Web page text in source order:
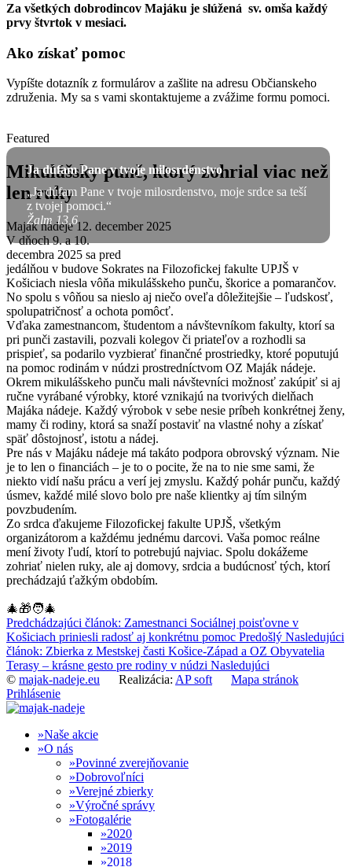
Za všetkých dobrodincov Majáku je slúžená sv. omša každý
prvy štvrtok v mesiaci.
Ako získať pomoc
Vypíšte dotazník z formulárov a zašlite na adresu Občianskeho
združenia. My sa s vami skontaktujeme a zvážime formu pomoci.
Ja dúfam Pane v tvoje milosrdenstvo
„Ja dúfam Pane v tvoje milosrdenstvo, moje srdce sa teší
z tvojej pomoci.“
Žalm 13,6
Featured
Mikulášsky punč, ktorý zohrial viac než
len ruky
Maják nádeje 12. december 2025
V dňoch 9. a 10.
decembra 2025 sa pred
jedálňou v budove Sokrates na Filozofickej fakulte UPJŠ v
Košiciach niesla vôňa mikulášskeho punču, škorice a pomarančov.
No spolu s vôňou sa nieslo aj niečo oveľa dôležitejšie – ľudskosť,
spolupatričnosť a ochota pomôcť.
Vďaka zamestnancom, študentom a návštevníkom fakulty, ktorí sa
pri punči zastavili, pozvali kolegov či priateľov a rozhodli sa
prispieť, sa podarilo vyzbierať finančné prostriedky, ktoré poputujú
na pomoc rodinám v núdzi prostredníctvom OZ Maják nádeje.
Okrem mikulášskeho punču mali návštevníci možnosť zakúpiť si aj
ručne vyrábané výrobky, ktoré vznikajú na tvorivých dielňach
Majáka nádeje. Každý výrobok v sebe nesie príbeh konkrétnej ženy,
mamy či rodiny, ktorá sa snaží postaviť na vlastné nohy a získať
späť dôstojnosť, istotu a nádej.
Pre nás v Majáku nádeje má takáto podpora obrovský význam. Nie
je to len o financiách – je to o pocite, že na to nie sme sami, že
niekto vidí našu prácu a verí jej zmyslu. Každý pohár punču, každý
úsmev, každé milé slovo bolo pre naše klientky aj tím silným
povzbudením.
Zo srdca ďakujeme Filozofickej fakulte UPJŠ, všetkým
organizátorom a každému jednému darcovi. Vaša pomoc reálne
mení životy ľudí, ktorí to potrebujú najviac. Spolu dokážeme
zohriať nielen ruky, ale aj domovy, srdcia a budúcnosť tých, ktorí
prechádzajú ťažkým obdobím.
🎄🎁🧑‍🎄
Predchádzajúci článok: Zamestnanci Sociálnej poisťovne v
Košiciach priniesli radosť aj konkrétnu pomoc Predošlý Nasledujúci
článok: Zbierka z Mestskej časti Košice-Západ a OZ Obyvatelia
Terasy – krásne gesto pre rodiny v núdzi Nasledujúci
© majak-nadeje.eu Realizácia: AP soft
Mapa stránok
Prihlásenie
Naše akcie
O nás
Povinné zverejňovanie
Dobrovoľníci
Verejné zbierky
Výročné správy
Fotogalérie
2020
2019
2018